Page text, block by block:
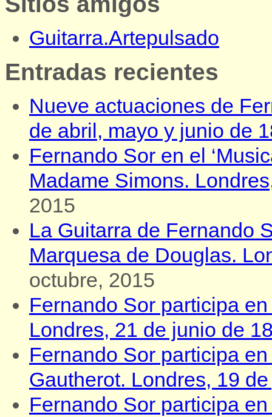
Guitarra.Artepulsado
Entradas recientes
Nueve actuaciones de
de abril, mayo y junio de
Fernando Sor en el
Madame Simons.
2015
La Guitarra de Fernando
Marquesa de Douglas.
octubre, 2015
Fernando Sor participa
Londres, 21 de junio de
Fernando Sor participa
Gautherot. Londres, 19
Fernando Sor participa